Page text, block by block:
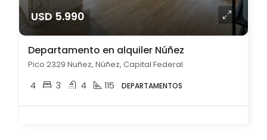
USD 5.990
Departamento en alquiler Núñez
Pico 2329 Nuñez, Núñez, Capital Federal
4 3 4 115 DEPARTAMENTOS